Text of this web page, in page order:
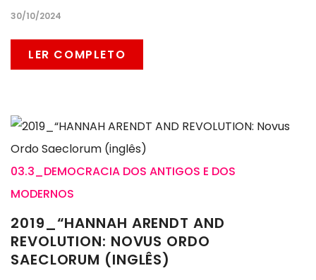
30/10/2024
LER COMPLETO
03.3_DEMOCRACIA DOS ANTIGOS E DOS
MODERNOS
2019_“HANNAH ARENDT AND
REVOLUTION: NOVUS ORDO
SAECLORUM (INGLÊS)